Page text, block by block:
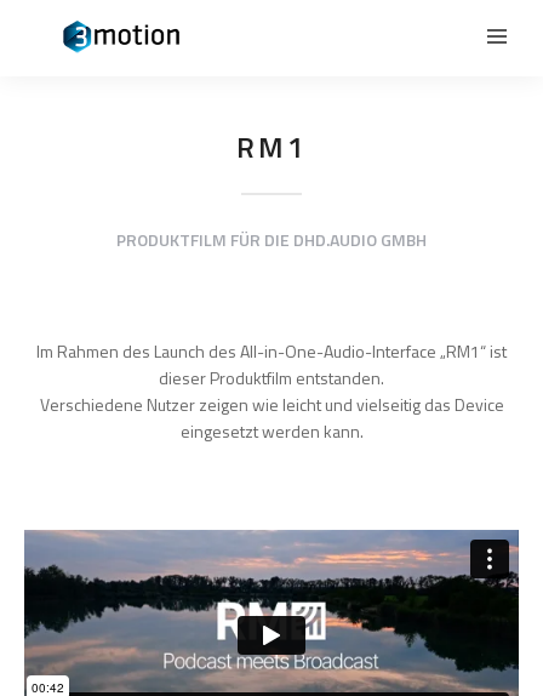
RM1
PRODUKTFILM FÜR DIE DHD.AUDIO GMBH
Im Rahmen des Launch des All-in-One-Audio-Interface „RM1“ ist
dieser Produktfilm entstanden.
Verschiedene Nutzer zeigen wie leicht und vielseitig das Device
eingesetzt werden kann.